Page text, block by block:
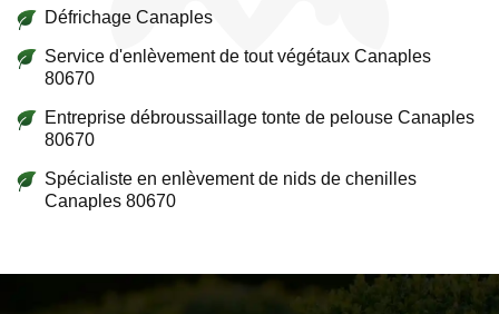
Défrichage Canaples
Service d'enlèvement de tout végétaux Canaples
80670
Entreprise débroussaillage tonte de pelouse Canaples
80670
Spécialiste en enlèvement de nids de chenilles
Canaples 80670